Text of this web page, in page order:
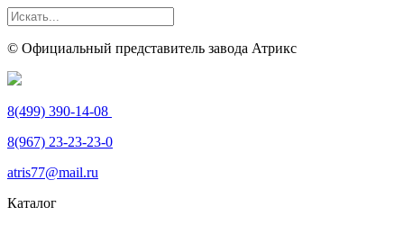
© Официальный представитель завода Атрикс
8(499) 390-14-08
8(967) 23-23-23-0
atris77@mail.ru
Каталог